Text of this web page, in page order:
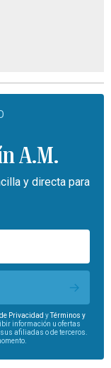
A.M.
y directa para
Privacidad yTérminos y
información u ofertas
afiliadas o de terceros.